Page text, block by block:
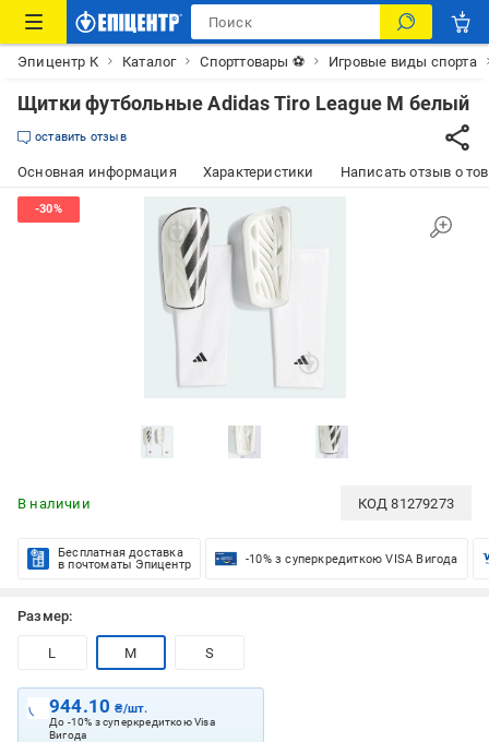
Эпицентр К Каталог Спорттовары ⚽ Игровые виды спорта
Щитки футбольные Adidas Tiro League M белый
оставить отзыв
Основная информация Характеристики Написать отзыв о
В наличии КОД81279273
Бесплатная доставка
в почтоматы Эпицентр
-10% з суперкредиткою VISA Вигода
Размер:
L M S
944.10₴/шт.
До -10% з суперкредиткою Visa
Вигода